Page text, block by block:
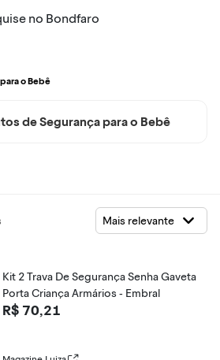
o Bebê
de Segurança para o Bebê
Kit 2 Trava De Segurança Senha Gaveta
Porta Criança Armários - Embral
R$ 70,21